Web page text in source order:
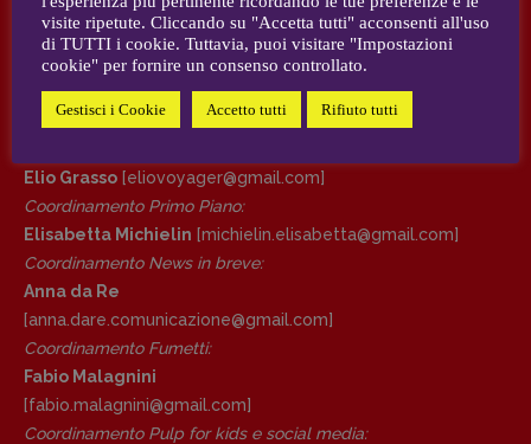
DIRETTRICE RESPONSABILE
Antonella Marrone
REDAZIONE
Walter Catalano,Giuseppe Costigliola,
Anna da Re,Roberto Derobertis,Elio
Grasso,Fabio Malagnini,
Marcoli,Elisabetta Michielin,Nicole
Spallina,Roberto Sturm,Tania Tonin
CONTATTI
Case editrici e coordinamento
recensioni:
Elio Grasso[eliovoyager@gmail.com]
Coordinamento Primo Piano :
AUTORI e COLLABORATORI
CONTATTI
Elio Grasso [eliovoyager@gmail.com]
Coordinamento Primo Piano:
Elisabetta Michielin [michielin.elisabetta@gmail.com]
Coordinamento News in breve:
Anna da Re
[anna.dare.comunicazione@gmail. com]
Coordinamento Fumetti:
Fabio Malagnini
[fabio.malagnini@gmail. com]
Coordinamento Pulp for kids e social media:
visite ripetute. Cliccando su "Accetta tutti" acconsenti all'uso
di TUTTI i cookie. Tuttavia, puoi visitare "Impostazioni
cookie" per fornire un consenso controllato.
Gestisci i Cookie Accetto tutti Rifiuto tutti